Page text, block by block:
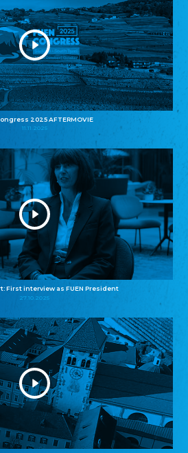
2025 AFTERMOVIE
11.11.2025
First interview as FUEN President
27.10.2025